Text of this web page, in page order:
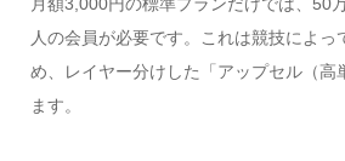
月額3,000円の標準プランだけでは、50
人の会員が必要です。これは競技によっ
め、レイヤー分けした「アップセル（高
ます。